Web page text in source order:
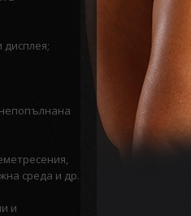
среда и др.
и